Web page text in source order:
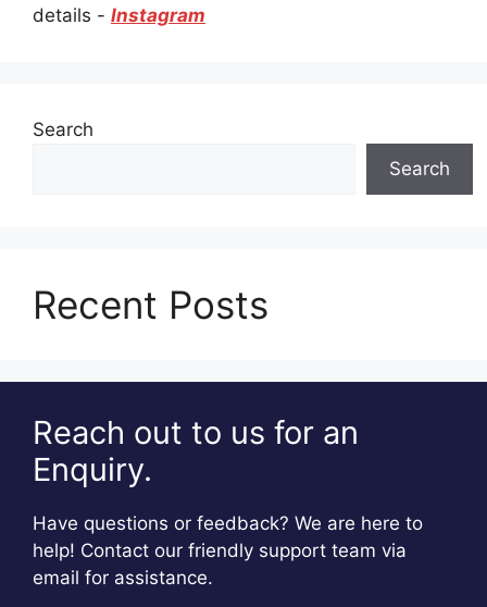
details - Instagram
Search
Search
Recent Posts
Reach out to us for an
Enquiry.
Have questions or feedback? We are here to
help! Contact our friendly support team via
email for assistance.